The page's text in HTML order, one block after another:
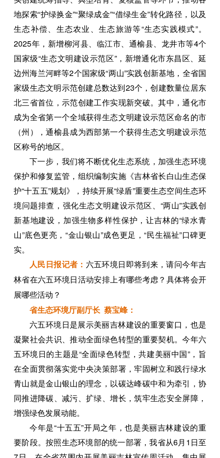
地探索“护绿换金”“聚绿成金”“借绿生金”转化路径，以及
生态补偿、生态农业、生态旅游等“生态实践模式”。
2025年，新增柳河县、临江市、通榆县、龙井市等4个
国家级“生态文明建设示范区”，新增通化市东昌区、延
边州海兰河畔等2个国家级“两山”实践创新基地，全省国
家级生态文明示范创建总数达到23个，创建数量位居东
北三省首位，示范创建工作实现新突破。其中，通化市
成为全省第一个全域获得生态文明建设示范区命名的市
（州），通榆县成为西部第一个获得生态文明建设示范
区称号的地区。
下一步，我们将不断优化生态系统，加强生态环境
保护和修复监管，组织编制实施《吉林省长白山生态保
护“十五五”规划》，持续开展“绿盾”重要生态空间生态环
境问题排查，强化生态文明建设示范区、“两山”实践创
新基地建设，加强生物多样性保护，让吉林的“绿水青
山”底色更亮，“金山银山”成色更足，“民生福祉”口碑更
实。
人民日报记者： 六五环境日即将到来，请问今年吉
林省在六五环境日活动安排上有哪些考虑？具体将会开
展哪些活动？
省生态环境厅副厅长 蔡宝峰：
六五环境日是展示美丽吉林建设的重要窗口，也是
凝聚社会共识、推动全面绿色转型的重要契机。今年六
五环境日的主题是“全面绿色转型，共建美丽中国”，旨
在全面贯彻落实党中央决策部署，牢固树立和践行绿水
青山就是金山银山的理念，以碳达峰碳中和为牵引，协
同推进降碳、减污、扩绿、增长，筑牢生态安全屏障，
增强绿色发展动能。
今年是“十五五”开局之年，也是美丽吉林建设的重
要阶段。按照生态环境部的统一部署，我省从6月1日至